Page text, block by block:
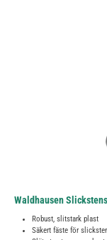
Waldhausen
Robust, slitstark plast
Säkert fäste för